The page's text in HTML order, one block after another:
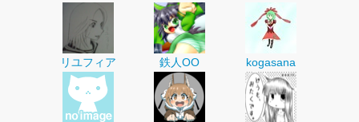
リユフィア 鉄人OO kogasana